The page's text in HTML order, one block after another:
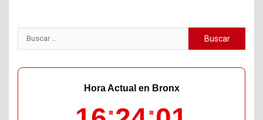
Buscar:
Hora Actual en Bronx